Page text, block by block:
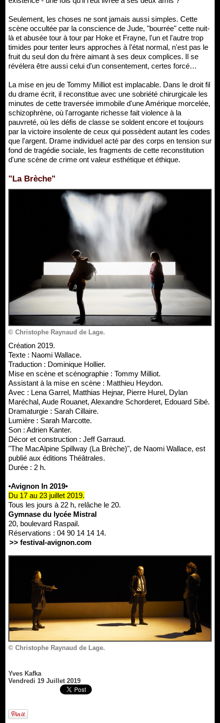
Seulement, les choses ne sont jamais aussi simples. Cette
scène occultée par la conscience de Jude, "bourrée" cette nuit-
là et abusée tour à tour par Hoke et Frayne, l'un et l'autre trop
timides pour tenter leurs approches à l'état normal, n'est pas le
fruit du seul don du frère aimant à ses deux complices. Il se
révélera être aussi celui d'un consentement, certes forcé…
La mise en jeu de Tommy Milliot est implacable. Dans le droit fil
du drame écrit, il reconstitue avec une sobriété chirurgicale les
minutes de cette traversée immobile d'une Amérique morcelée,
schizophrène, où l'arrogante richesse fait violence à la
pauvreté, où les défis de classe se soldent encore et toujours
par la victoire insolente de ceux qui possèdent autant les codes
que l'argent. Drame individuel acté par des corps en tension sur
fond de tragédie sociale, les fragments de cette reconstitution
d'une scène de crime ont valeur esthétique et éthique.
"La Brèche"
© Christophe Raynaud de Lage.
Création 2019.
Texte : Naomi Wallace.
Traduction : Dominique Hollier.
Mise en scène et scénographie : Tommy Milliot.
Assistant à la mise en scène : Matthieu Heydon.
Avec : Lena Garrel, Matthias Hejnar, Pierre Hurel, Dylan
Maréchal, Aude Rouanet, Alexandre Schorderet, Edouard Sibé.
Dramaturgie : Sarah Cillaire.
Lumière : Sarah Marcotte.
Son : Adrien Kanter.
Décor et construction : Jeff Garraud.
"The MacAlpine Spillway (La Brèche)", de Naomi Wallace, est
publié aux éditions Théâtrales.
Durée : 2 h.
•Avignon In 2019•
Du 17 au 23 juillet 2019.
Tous les jours à 22 h, relâche le 20.
Gymnase du lycée Mistral
20, boulevard Raspail.
Réservations : 04 90 14 14 14.
>> festival-avignon.com
© Christophe Raynaud de Lage.
Yves Kafka
Vendredi 19 Juillet 2019